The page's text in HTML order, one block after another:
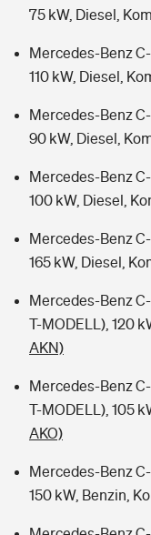
75 kW, Diesel,
Mercedes-Benz
110 kW, Diesel,
Mercedes-Benz
90 kW, Diesel,
Mercedes-Benz
100 kW, Diesel,
Mercedes-Benz
165 kW, Diesel,
Mercedes-Benz
T-MODELL), 120
AKN)
Mercedes-Benz C-
T-MODELL), 105
AKO)
Mercedes-Benz
150 kW, Benzin,